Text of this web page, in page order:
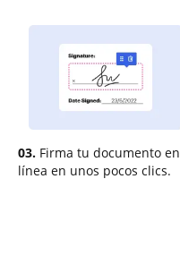
03. Firma tu documento en
línea en unos pocos clics.